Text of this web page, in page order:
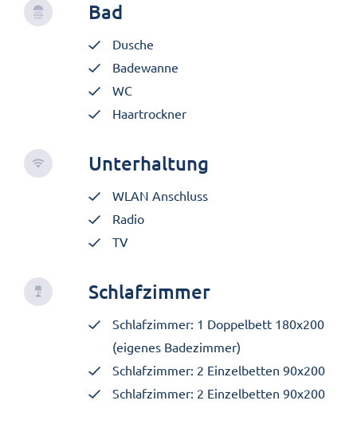
Bad
Dusche
Badewanne
WC
Haartrockner
Unterhaltung
WLAN Anschluss
Radio
TV
Schlafzimmer
Schlafzimmer: 1 Doppelbett 180x200
(eigenes Badezimmer)
Schlafzimmer: 2 Einzelbetten 90x200
Schlafzimmer: 2 Einzelbetten 90x200